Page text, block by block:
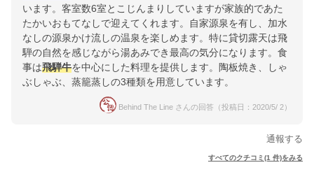
います。客室数6室とこじんまりしていますが家族的であた
たかいおもてなしで迎えてくれます。自家源泉を有し、加水
なしの源泉かけ流しの温泉を楽しめます。特に貸切露天は飛
騨の自然を感じながら湯あみでき最高の気分になります。食
事は飛騨牛を中心にした料理を提供します。陶板焼き、しゃ
ぶしゃぶ、蒸籠蒸しの3種類を用意しています。
Behind The Line さんの回答（投稿日：2020/5/ 2）
通報する
すべてのクチコミ(1 件)をみる